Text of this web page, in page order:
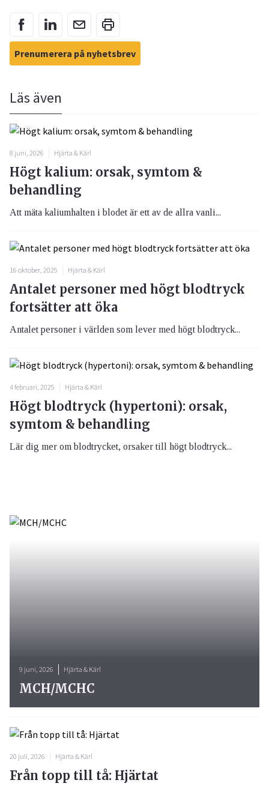
Prenumerera på nyhetsbrev
Läs även
8 juni, 2026 Hjärta & Kärl
Högt kalium: orsak, symtom &
behandling
Att mäta kaliumhalten i blodet är ett av de allra vanli...
16 oktober, 2025 Hjärta & Kärl
Antalet personer med högt blodtryck
fortsätter att öka
Antalet personer i världen som lever med högt blodtryck...
4 februari, 2025 Hjärta & Kärl
Högt blodtryck (hypertoni): orsak,
symtom & behandling
Lär dig mer om blodtrycket, orsaker till högt blodtryck...
20 juli, 2026 Hjärta & Kärl
Från topp till tå: Hjärtat
9 juni, 2026 Hjärta & Kärl
MCH/MCHC